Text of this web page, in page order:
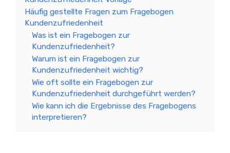
Häufig gestellte Fragen zum Fragebogen
Kundenzufriedenheit
Was ist ein Fragebogen zur
Kundenzufriedenheit?
Warum ist ein Fragebogen zur
Kundenzufriedenheit wichtig?
Wie oft sollte ein Fragebogen zur
Kundenzufriedenheit durchgeführt werden?
Wie kann ich die Ergebnisse des Fragebogens
interpretieren?